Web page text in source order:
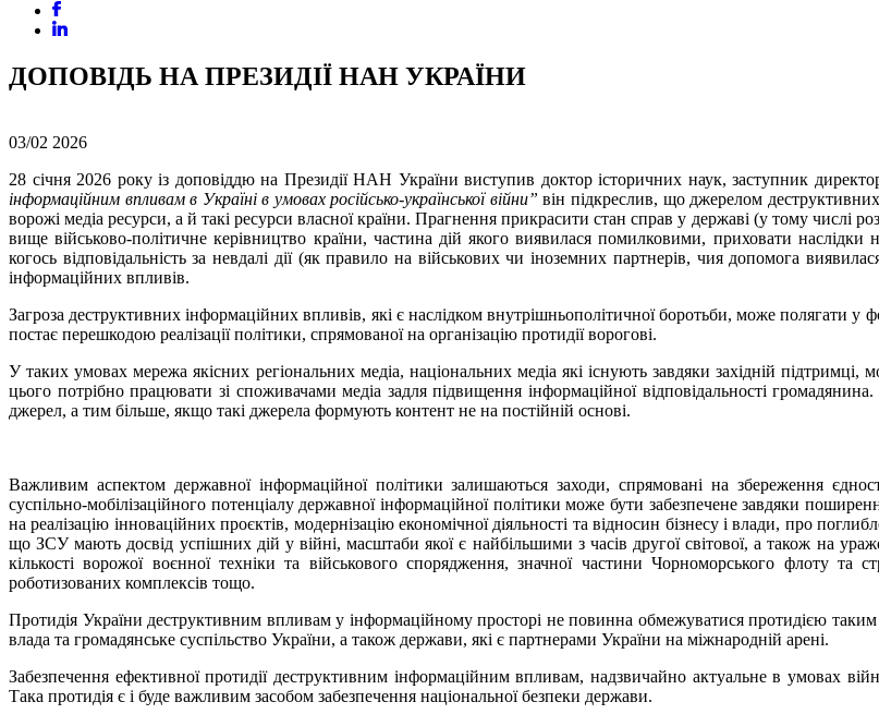
ДОПОВІДЬ НА ПРЕЗИДІЇ НАН УКРАЇНИ
03/02 2026
28 січня 2026 року із доповіддю на Президії НАН України виступив доктор історичних наук, заступник
інформаційним впливам в Україні в умовах російсько-української війни” він підкреслив, що джерелом
ворожі медіа ресурси, а й такі ресурси власної країни. Прагнення прикрасити стан справ у державі (у тому числі
вище військово-політичне керівництво країни, частина дій якого виявилася помилковими, приховати
когось відповідальність за невдалі дії (як правило на військових чи іноземних партнерів, чия допомога
інформаційних впливів.
Загроза деструктивних інформаційних впливів, які є наслідком внутрішньополітичної боротьби, може полягати
постає перешкодою реалізації політики, спрямованої на організацію протидії ворогові.
У таких умовах мережа якісних регіональних медіа, національних медіа які існують завдяки західній
цього потрібно працювати зі споживачами медіа задля підвищення інформаційної відповідальності
джерел, а тим більше, якщо такі джерела формують контент не на постійній основі.
Важливим аспектом державної інформаційної політики залишаються заходи, спрямовані на збереження
суспільно-мобілізаційного потенціалу державної інформаційної політики може бути забезпечене завдяки
на реалізацію інноваційних проєктів, модернізацію економічної діяльності та відносин бізнесу і влади, про
що ЗСУ мають досвід успішних дій у війні, масштаби якої є найбільшими з часів другої світової, а також на
кількості ворожої воєнної техніки та військового спорядження, значної частини Чорноморського флоту та
роботизованих комплексів тощо.
Протидія України деструктивним впливам у інформаційному просторі не повинна обмежуватися протидією
влада та громадянське суспільство України, а також держави, які є партнерами України на міжнародній арені.
Забезпечення ефективної протидії деструктивним інформаційним впливам, надзвичайно актуальне в умовах
Така протидія є і буде важливим засобом забезпечення національної безпеки держави.